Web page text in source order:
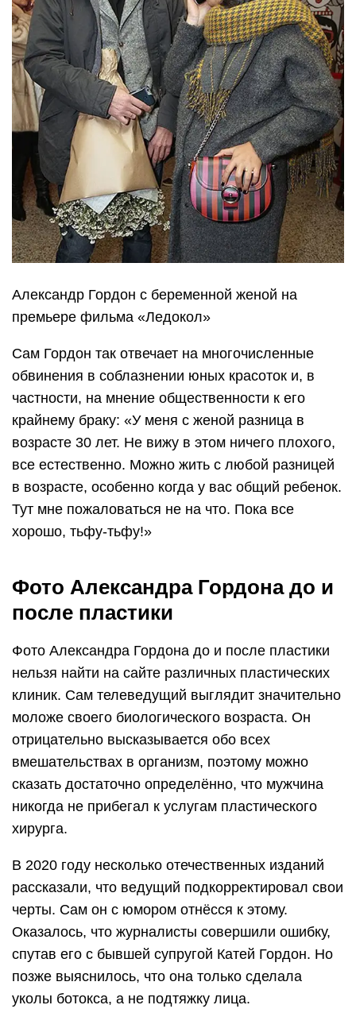
Александр Гордон с беременной женой на
премьере фильма «Ледокол»
Сам Гордон так отвечает на многочисленные
обвинения в соблазнении юных красоток и, в
частности, на мнение общественности к его
крайнему браку: «У меня с женой разница в
возрасте 30 лет. Не вижу в этом ничего плохого,
все естественно. Можно жить с любой разницей
в возрасте, особенно когда у вас общий ребенок.
Тут мне пожаловаться не на что. Пока все
хорошо, тьфу-тьфу!»
Фото Александра Гордона до и
после пластики
Фото Александра Гордона до и после пластики
нельзя найти на сайте различных пластических
клиник. Сам телеведущий выглядит значительно
моложе своего биологического возраста. Он
отрицательно высказывается обо всех
вмешательствах в организм, поэтому можно
сказать достаточно определённо, что мужчина
никогда не прибегал к услугам пластического
хирурга.
В 2020 году несколько отечественных изданий
рассказали, что ведущий подкорректировал свои
черты. Сам он с юмором отнёсся к этому.
Оказалось, что журналисты совершили ошибку,
спутав его с бывшей супругой Катей Гордон. Но
позже выяснилось, что она только сделала
уколы ботокса, а не подтяжку лица.